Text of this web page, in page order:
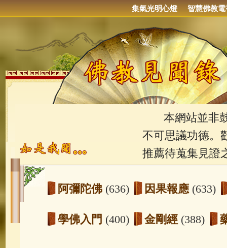
集氣光明心燈 智慧佛教電
本網站並非鼓
不可思議功德。
推薦待蒐集見證
阿彌陀佛 (636) 因果報應 (633)
學佛入門 (400) 金剛經 (388)